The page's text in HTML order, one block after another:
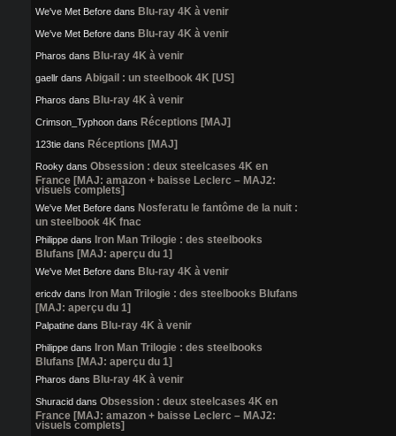
We've Met Before dans Blu-ray 4K à venir
We've Met Before dans Blu-ray 4K à venir
Pharos dans Blu-ray 4K à venir
gaellr dans Abigail : un steelbook 4K [US]
Pharos dans Blu-ray 4K à venir
Crimson_Typhoon dans Réceptions [MAJ]
123tie dans Réceptions [MAJ]
Rooky dans Obsession : deux steelcases 4K en
France [MAJ: amazon + baisse Leclerc – MAJ2:
visuels complets]
We've Met Before dans Nosferatu le fantôme de la nuit :
un steelbook 4K fnac
Philippe dans Iron Man Trilogie : des steelbooks
Blufans [MAJ: aperçu du 1]
We've Met Before dans Blu-ray 4K à venir
ericdv dans Iron Man Trilogie : des steelbooks Blufans
[MAJ: aperçu du 1]
Palpatine dans Blu-ray 4K à venir
Philippe dans Iron Man Trilogie : des steelbooks
Blufans [MAJ: aperçu du 1]
Pharos dans Blu-ray 4K à venir
Shuracid dans Obsession : deux steelcases 4K en
France [MAJ: amazon + baisse Leclerc – MAJ2:
visuels complets]